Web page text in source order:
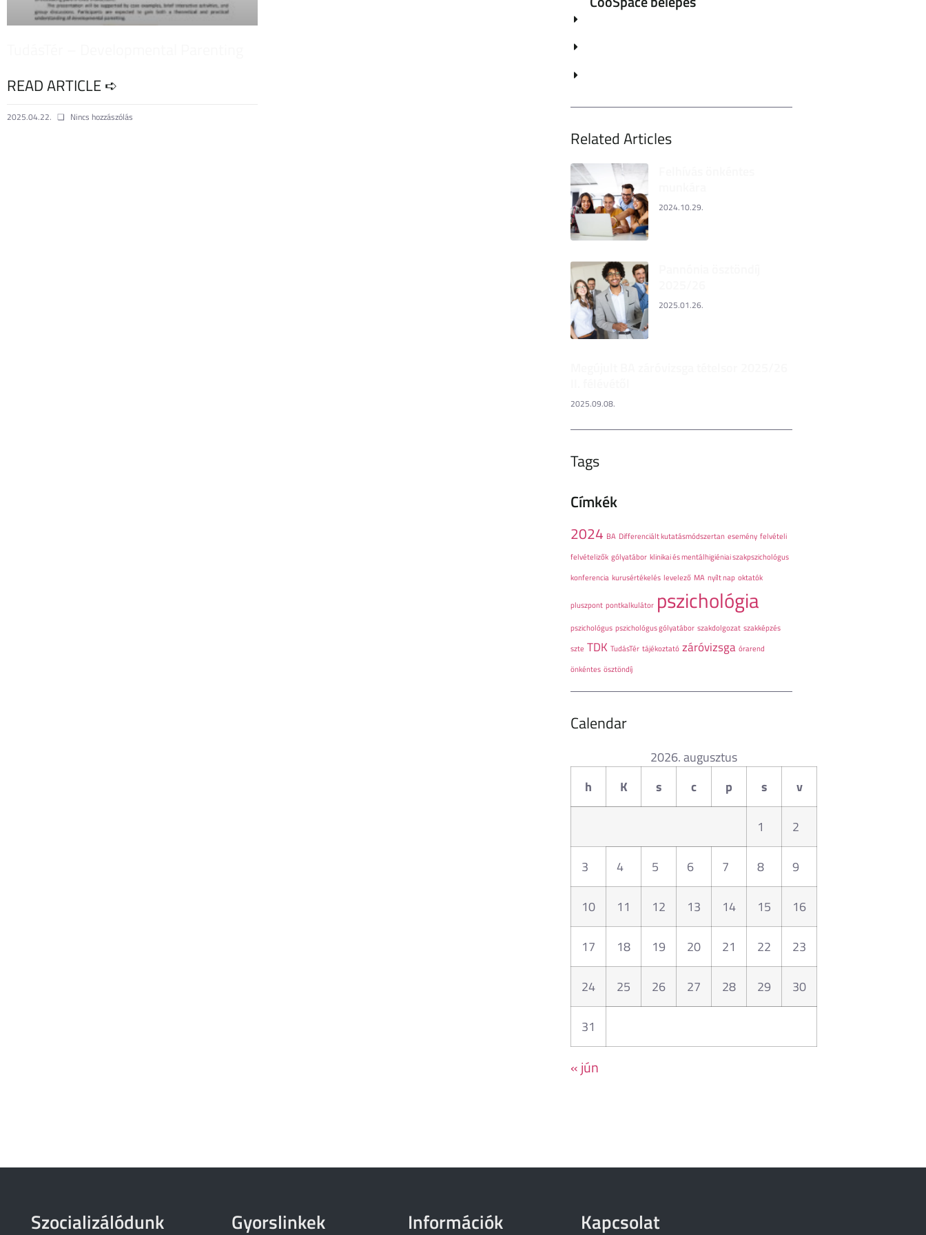
READ ARTICLE ➪
2025.04.22. Nincs hozzászólás
Related Articles
2024.10.29.
2025.01.26.
2025.09.08.
Tags
Címkék
2024 BA Differenciált kutatásmódszertan esemény felvételi
felvételizők gólyatábor klinikai és mentálhigiéniai szakpszichológus
konferencia kurusértékelés levelező MA nyílt nap oktatók
pluszpont pontkalkulátor pszichológia
pszichológus pszichológus gólyatábor szakdolgozat szakképzés
szte TDK TudásTér tájékoztató záróvizsga órarend
önkéntes ösztöndíj
Calendar
2026. augusztus
h
K s c p s v
1 2
3 4 5 6 7 8 9
10 11 12 13 14 15 16
17 18 19 20 21 22 23
24 25 26 27 28 29 30
31
« jún
Szocializálódunk Gyorslinkek Információk Kapcsolat